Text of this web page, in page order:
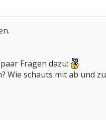
Fragen dazu:
schauts mit ab und